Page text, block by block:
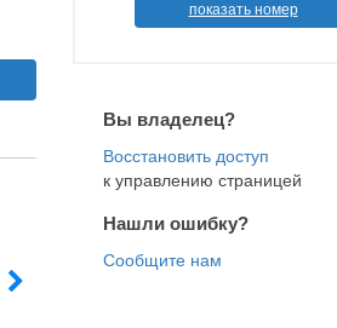
показать номер
Вы владелец?
к управлению страницей
Нашли ошибку?